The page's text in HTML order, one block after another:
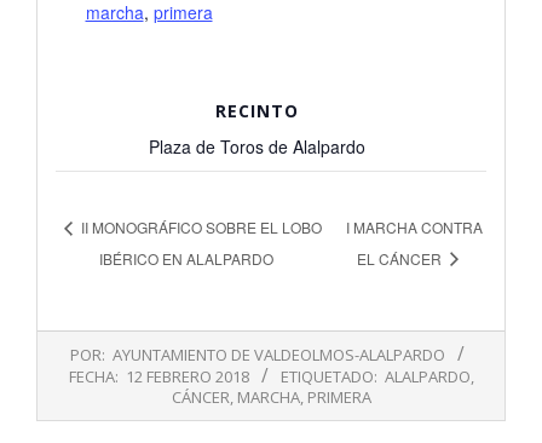
marcha, primera
RECINTO
Plaza de Toros de Alalpardo
II MONOGRÁFICO SOBRE EL LOBO
IBÉRICO EN ALALPARDO
I MARCHA CONTRA
EL CÁNCER
POR: AYUNTAMIENTO DE VALDEOLMOS-ALALPARDO
FECHA: 12 FEBRERO 2018 ETIQUETADO: ALALPARDO
CÁNCER MARCHA, PRIMERA